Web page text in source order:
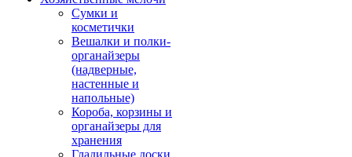
Сумки и
косметички
Вешалки и полки-
органайзеры
(надверные,
настенные и
напольные)
Короба, корзины и
органайзеры для
хранения
Гладильные доски